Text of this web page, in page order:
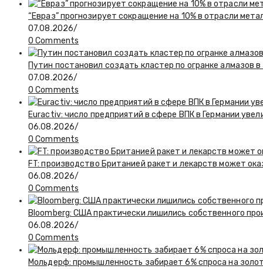
“Евраз” прогнозирует сокращение на 10% в отрасли
07.08.2026/
0 Comments
Путин постановил создать кластер по огранке алмазов
07.08.2026/
0 Comments
Euractiv: число предприятий в сфере ВПК в Германии
06.08.2026/
0 Comments
FT: производство Британией ракет и лекарств может
06.08.2026/
0 Comments
Bloomberg: США практически лишились собственного
06.08.2026/
0 Comments
Мольдерф: промышленность забирает 6% спроса на